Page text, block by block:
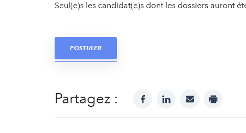
Seul(e)s les candidat(e)s dont les dossiers auront
POSTULER
Partagez : facebooklinkedinmail print